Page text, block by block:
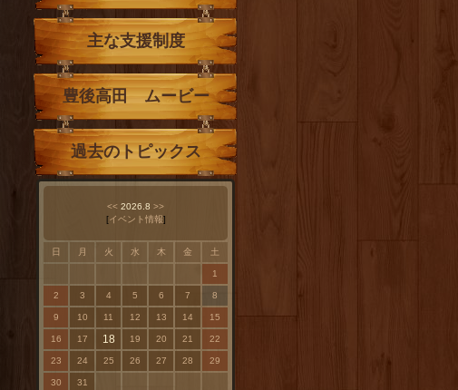
主な支援制度
豊後高田 ムービー
過去のトピックス
<< 2026.8 >>
[イベント情報]
日 月 火 水 木 金 土
1
2 3 4 5 6 7 8
9 10 11 12 13 14 15
16 17 18 19 20 21 22
23 24 25 26 27 28 29
30 31